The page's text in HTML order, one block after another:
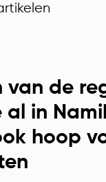
van de
al in
hoop